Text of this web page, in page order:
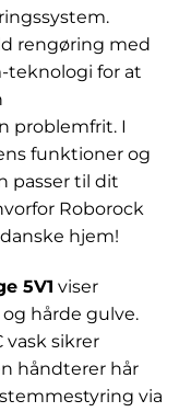
rengøring med
teknologi for at
problemfrit. I
funktioner og
passer til dit
Roborock
hjem!
5V1 viser
hårde gulve.
vask sikrer
håndterer hår
via